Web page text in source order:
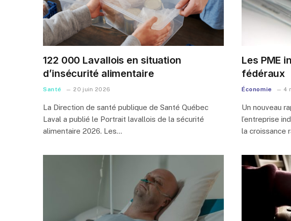
122 000 Lavallois en situation
d’insécurité alimentaire
Santé 20 juin 2026
La Direction de santé publique de Santé Québec
Laval a publié le Portrait lavallois de la sécurité
alimentaire 2026. Les…
Les PME
fédéraux
Économie 4
Un nouveau
l’entreprise
la croissance